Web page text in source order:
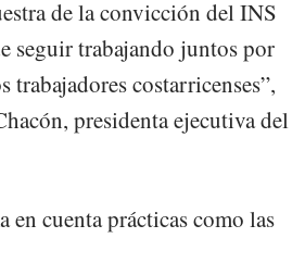
de la convicción del INS
seguir trabajando juntos por
trabajadores costarricenses”,
presidenta ejecutiva del
en cuenta prácticas como las